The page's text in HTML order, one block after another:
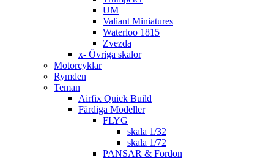
UM
Valiant Miniatures
Waterloo 1815
Zvezda
x- Övriga skalor
Motorcyklar
Rymden
Teman
Airfix Quick Build
Färdiga Modeller
FLYG
skala 1/32
skala 1/72
PANSAR & Fordon